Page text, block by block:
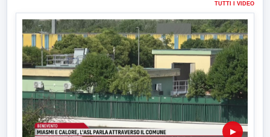
TUTTI I VIDEO
▶